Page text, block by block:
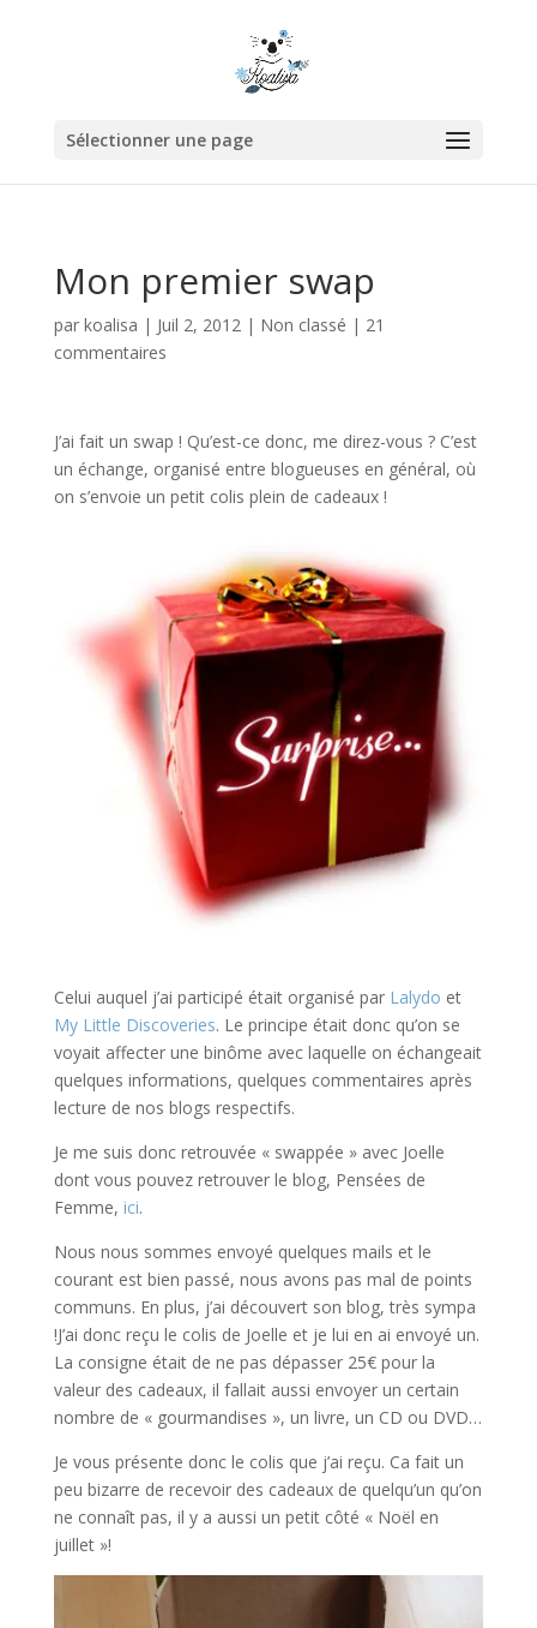
Sélectionner une page
Mon premier swap
par koalisa | Juil 2, 2012| Non classé | 21
commentaires
J’ai fait un swap ! Qu’est-ce donc, me direz-vous ? C’est
un échange, organisé entre blogueuses en général, où
on s’envoie un petit colis plein de cadeaux !
Celui auquel j’ai participé était organisé par Lalydo et
My Little Discoveries. Le principe était donc qu’on se
voyait affecter une binôme avec laquelle on échangeait
quelques informations, quelques commentaires après
lecture de nos blogs respectifs.
Je me suis donc retrouvée « swappée » avec Joelle
dont vous pouvez retrouver le blog, Pensées de
Femme, ici.
Nous nous sommes envoyé quelques mails et le
courant est bien passé, nous avons pas mal de points
communs. En plus, j’ai découvert son blog, très sympa
!J’ai donc reçu le colis de Joelle et je lui en ai envoyé un.
La consigne était de ne pas dépasser 25€ pour la
valeur des cadeaux, il fallait aussi envoyer un certain
nombre de « gourmandises », un livre, un CD ou DVD…
Je vous présente donc le colis que j’ai reçu. Ca fait un
peu bizarre de recevoir des cadeaux de quelqu’un qu’on
ne connaît pas, il y a aussi un petit côté « Noël en
juillet »!